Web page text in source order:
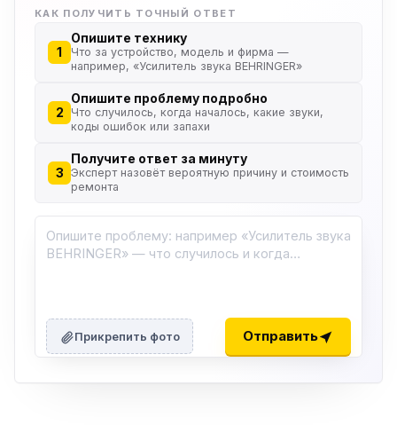
КАК ПОЛУЧИТЬ ТОЧНЫЙ ОТВЕТ
1
Опишите технику
Что за устройство, модель и фирма —
например, «Усилитель звука BEHRINGER»
2
Опишите проблему подробно
Что случилось, когда началось, какие звуки,
коды ошибок или запахи
3
Получите ответ за минуту
Эксперт назовёт вероятную причину и стоимость
ремонта
Прикрепить фото Отправить